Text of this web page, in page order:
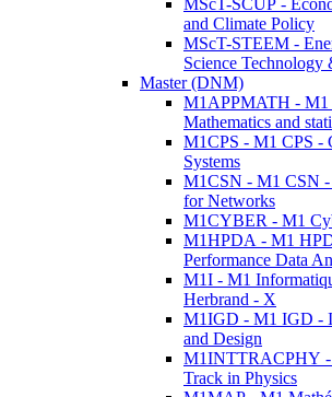
MScT-SCUP -
and Climate Policy
MScT-STEEM -
Science Technology
Master (DNM)
M1APPMATH - M1
Mathematics and
M1CPS - M1 CPS -
Systems
M1CSN - M1 CSN -
for Networks
M1CYBER - M1
M1HPDA - M1
Performance Data
M1I - M1
Herbrand - X
M1IGD - M1 IGD -
and Design
M1INTTRACPHY -
Track in Physics